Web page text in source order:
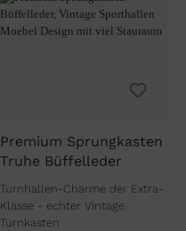
Premium Sprungkasten
Truhe Büffelleder
Turnhallen-Charme der Extra-
Klasse - echter Vintage
Turnkasten